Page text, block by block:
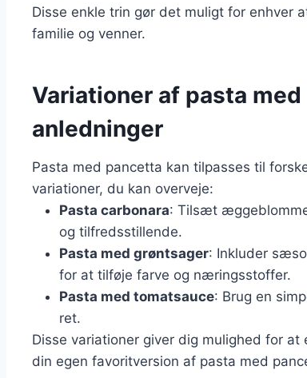
Disse enkle trin gør det muligt for enhver
familie og venner.
Variationer af pasta
anledninger
Pasta med pancetta kan tilpasses til
variationer, du kan overveje:
Pasta carbonara: Tilsæt
og tilfredsstillende.
Pasta med grøntsager: Inkluder
for at tilføje farve og næringsstoffer.
Pasta med tomatsauce: Brug en
ret.
Disse variationer giver dig mulighed for
din egen favoritversion af pasta med